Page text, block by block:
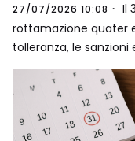
27/07/2026 10:08
Il
rottamazione quater
tolleranza, le sanzioni